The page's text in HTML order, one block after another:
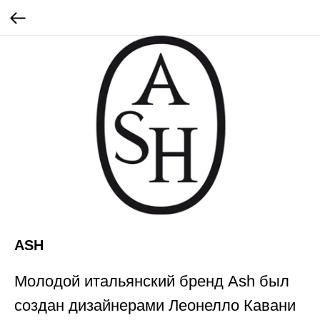
ASH
Молодой итальянский бренд Ash был
создан дизайнерами Леонелло Кавани